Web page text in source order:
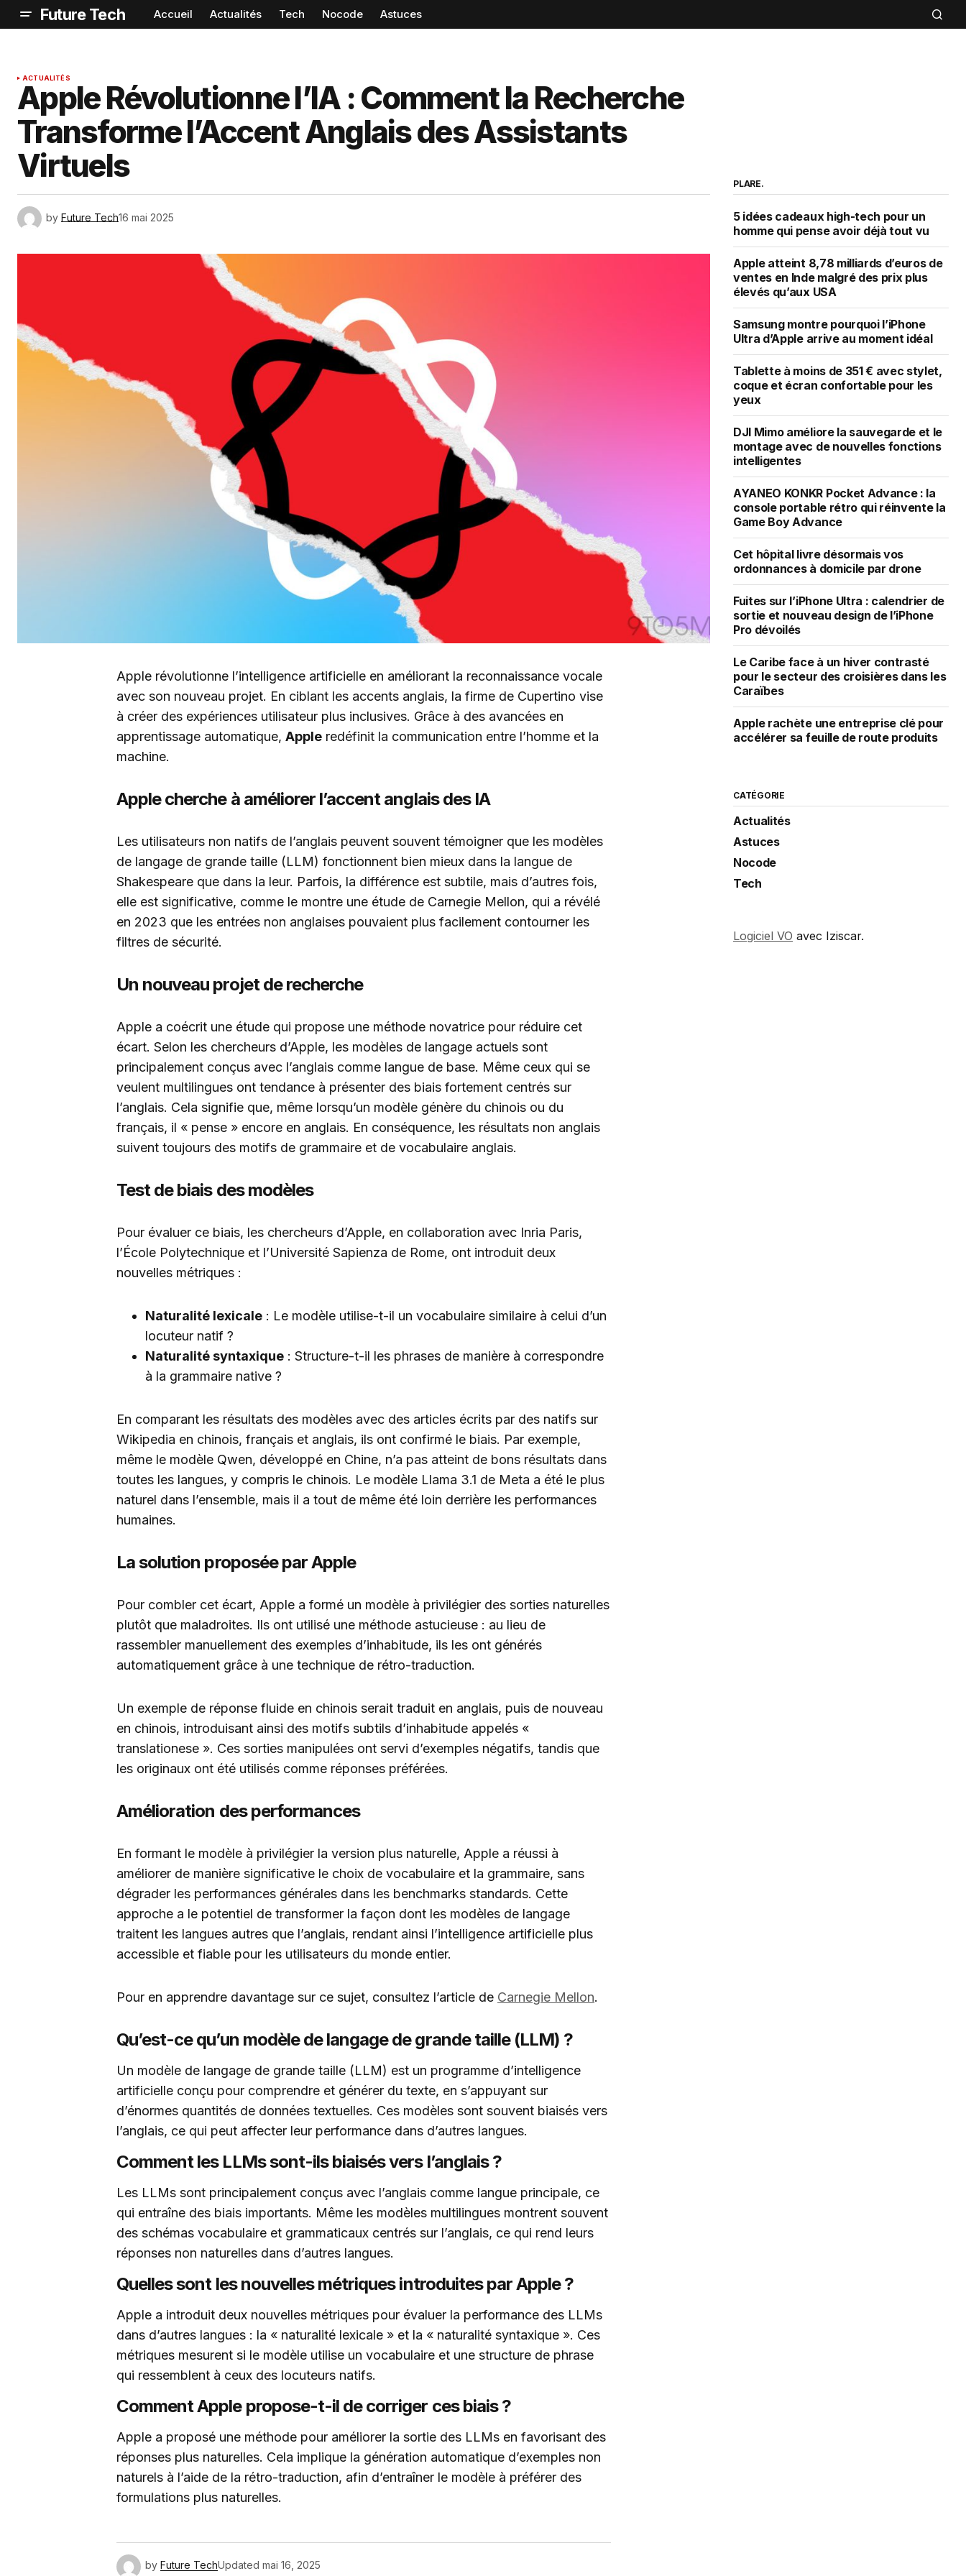
Future Tech Accueil Actualités Tech Nocode Astuces
ACTUALITÉS
Apple Révolutionne l’IA : Comment la Recherche
Transforme l’Accent Anglais des Assistants
Virtuels
by Future Tech16 mai 2025
Apple révolutionne l’intelligence artificielle en améliorant la reconnaissance vocale
avec son nouveau projet. En ciblant les accents anglais, la firme de Cupertino vise
à créer des expériences utilisateur plus inclusives. Grâce à des avancées en
apprentissage automatique, Apple redéfinit la communication entre l’homme et la
machine.
Apple cherche à améliorer l’accent anglais des IA
Les utilisateurs non natifs de l’anglais peuvent souvent témoigner que les modèles
de langage de grande taille (LLM) fonctionnent bien mieux dans la langue de
Shakespeare que dans la leur. Parfois, la différence est subtile, mais d’autres fois,
elle est significative, comme le montre une étude de Carnegie Mellon, qui a révélé
en 2023 que les entrées non anglaises pouvaient plus facilement contourner les
filtres de sécurité.
Un nouveau projet de recherche
Apple a coécrit une étude qui propose une méthode novatrice pour réduire cet
écart. Selon les chercheurs d’Apple, les modèles de langage actuels sont
principalement conçus avec l’anglais comme langue de base. Même ceux qui se
veulent multilingues ont tendance à présenter des biais fortement centrés sur
l’anglais. Cela signifie que, même lorsqu’un modèle génère du chinois ou du
français, il « pense » encore en anglais. En conséquence, les résultats non anglais
suivent toujours des motifs de grammaire et de vocabulaire anglais.
Test de biais des modèles
Pour évaluer ce biais, les chercheurs d’Apple, en collaboration avec Inria Paris,
l’École Polytechnique et l’Université Sapienza de Rome, ont introduit deux
nouvelles métriques :
Naturalité lexicale : Le modèle utilise-t-il un vocabulaire similaire à celui d’un
locuteur natif ?
Naturalité syntaxique : Structure-t-il les phrases de manière à correspondre
à la grammaire native ?
En comparant les résultats des modèles avec des articles écrits par des natifs sur
Wikipedia en chinois, français et anglais, ils ont confirmé le biais. Par exemple,
même le modèle Qwen, développé en Chine, n’a pas atteint de bons résultats dans
toutes les langues, y compris le chinois. Le modèle Llama 3.1 de Meta a été le plus
naturel dans l’ensemble, mais il a tout de même été loin derrière les performances
humaines.
La solution proposée par Apple
Pour combler cet écart, Apple a formé un modèle à privilégier des sorties naturelles
plutôt que maladroites. Ils ont utilisé une méthode astucieuse : au lieu de
rassembler manuellement des exemples d’inhabitude, ils les ont générés
automatiquement grâce à une technique de rétro-traduction.
Un exemple de réponse fluide en chinois serait traduit en anglais, puis de nouveau
en chinois, introduisant ainsi des motifs subtils d’inhabitude appelés «
translationese ». Ces sorties manipulées ont servi d’exemples négatifs, tandis que
les originaux ont été utilisés comme réponses préférées.
Amélioration des performances
En formant le modèle à privilégier la version plus naturelle, Apple a réussi à
améliorer de manière significative le choix de vocabulaire et la grammaire, sans
dégrader les performances générales dans les benchmarks standards. Cette
approche a le potentiel de transformer la façon dont les modèles de langage
traitent les langues autres que l’anglais, rendant ainsi l’intelligence artificielle plus
accessible et fiable pour les utilisateurs du monde entier.
Pour en apprendre davantage sur ce sujet, consultez l’article de Carnegie Mellon.
Qu’est-ce qu’un modèle de langage de grande taille (LLM) ?
Un modèle de langage de grande taille (LLM) est un programme d’intelligence
artificielle conçu pour comprendre et générer du texte, en s’appuyant sur
d’énormes quantités de données textuelles. Ces modèles sont souvent biaisés vers
l’anglais, ce qui peut affecter leur performance dans d’autres langues.
Comment les LLMs sont-ils biaisés vers l’anglais ?
Les LLMs sont principalement conçus avec l’anglais comme langue principale, ce
qui entraîne des biais importants. Même les modèles multilingues montrent souvent
des schémas vocabulaire et grammaticaux centrés sur l’anglais, ce qui rend leurs
réponses non naturelles dans d’autres langues.
Quelles sont les nouvelles métriques introduites par Apple ?
Apple a introduit deux nouvelles métriques pour évaluer la performance des LLMs
dans d’autres langues : la « naturalité lexicale » et la « naturalité syntaxique ». Ces
métriques mesurent si le modèle utilise un vocabulaire et une structure de phrase
qui ressemblent à ceux des locuteurs natifs.
Comment Apple propose-t-il de corriger ces biais ?
Apple a proposé une méthode pour améliorer la sortie des LLMs en favorisant des
réponses plus naturelles. Cela implique la génération automatique d’exemples non
naturels à l’aide de la rétro-traduction, afin d’entraîner le modèle à préférer des
formulations plus naturelles.
by Future TechUpdated mai 16, 2025
PLARE.
5 idées cadeaux high-tech pour un
homme qui pense avoir déjà tout vu
Apple atteint 8,78 milliards d’euros de
ventes en Inde malgré des prix plus
élevés qu’aux USA
Samsung montre pourquoi l’iPhone
Ultra d’Apple arrive au moment idéal
Tablette à moins de 351 € avec stylet,
coque et écran confortable pour les
yeux
DJI Mimo améliore la sauvegarde et le
montage avec de nouvelles fonctions
intelligentes
AYANEO KONKR Pocket Advance : la
console portable rétro qui réinvente la
Game Boy Advance
Cet hôpital livre désormais vos
ordonnances à domicile par drone
Fuites sur l’iPhone Ultra : calendrier de
sortie et nouveau design de l’iPhone
Pro dévoilés
Le Caribe face à un hiver contrasté
pour le secteur des croisières dans les
Caraïbes
Apple rachète une entreprise clé pour
accélérer sa feuille de route produits
CATÉGORIE
Actualités
Astuces
Nocode
Tech
Logiciel VO avec Iziscar.